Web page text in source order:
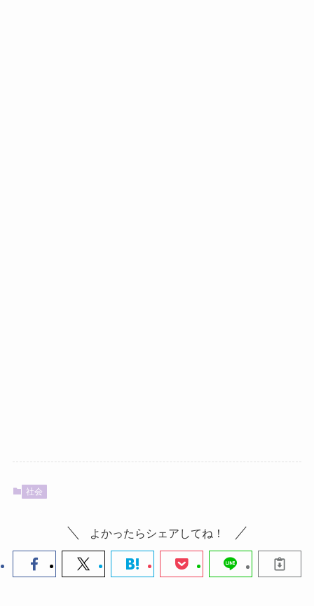
社会
よかったらシェアしてね！